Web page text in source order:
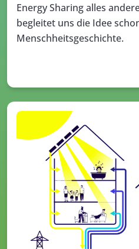
Energy Sharing alles
begleitet uns die Idee
Menschheitsgeschichte.